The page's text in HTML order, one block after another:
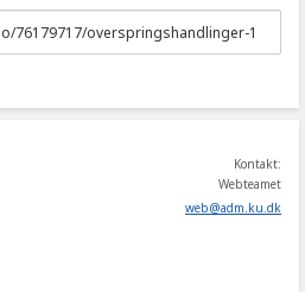
Kontakt:
Webteamet
web@adm.ku.dk